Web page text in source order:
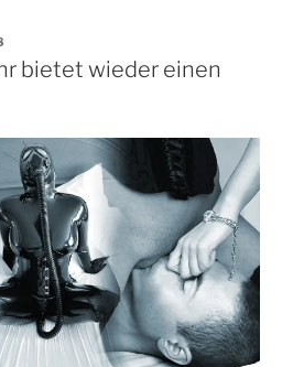
bietet wieder einen